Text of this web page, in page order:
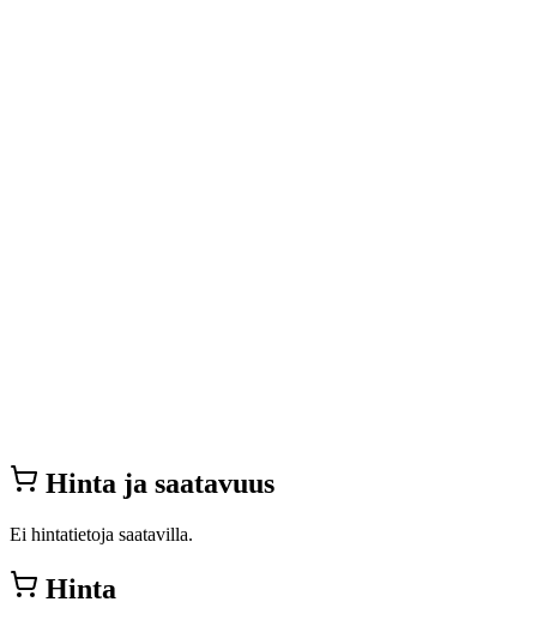
Hinta ja saatavuus
Ei hintatietoja saatavilla.
Hinta